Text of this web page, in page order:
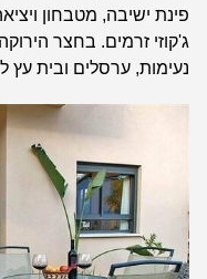
פינת ישיבה, מטבחון
ג'קוזי זרמים. בחצר
נעימות, ערסלים ובית